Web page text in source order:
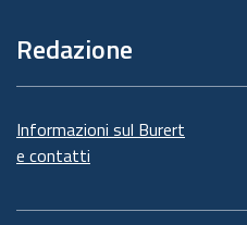
Redazione
Informazioni sul Burert
e contatti